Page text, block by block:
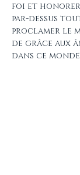
foi et honorer
par-dessus
proclamer le
de grâce aux
dans ce